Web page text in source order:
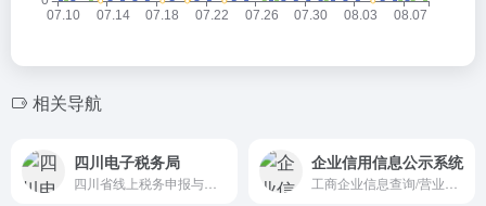
相关导航
四川电子税务局 企业信用信息公示系统